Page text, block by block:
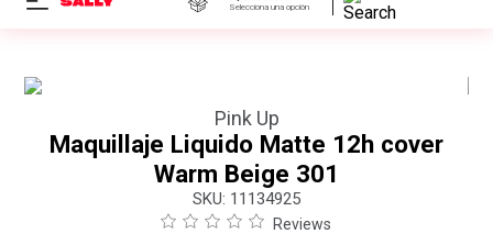
Selecciona una opción
Pink Up
Maquillaje Liquido Matte 12h cover
Warm Beige 301
: 11134925
Reviews